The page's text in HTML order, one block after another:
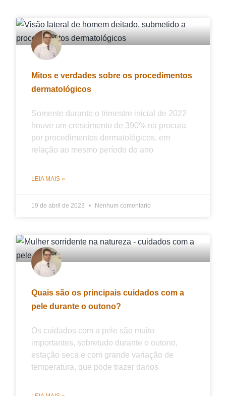
Mitos e verdades sobre os procedimentos
dermatológicos
Somente durante o trimestre inicial de 2022
houve um crescimento de 390% na procura
por procedimentos dermatológicos, em
relação ao mesmo período do ano
LEIA MAIS »
19 de abril de 2023 Nenhum comentário
Quais são os principais cuidados com a
pele durante o outono?
Os cuidados com a pele são muito
importantes, sobretudo durante o outono,
estação seca e com grande variação de
temperatura, que pode trazer danos